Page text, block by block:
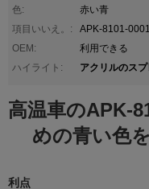
色:
赤い青
項目いいえ。:
APK-8101-
OEM:
利用できる
ハイライト:
アクリルのス
高温車のAPK-
めの青い色
利点